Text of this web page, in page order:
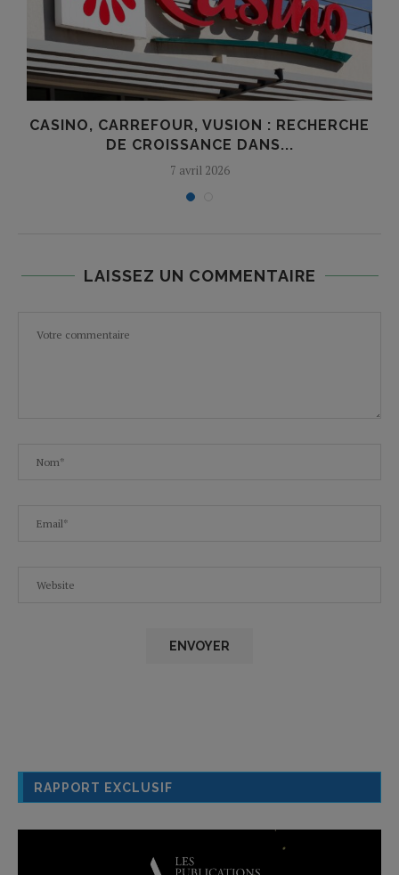
CASINO, CARREFOUR, VUSION : RECHERCHE
DE CROISSANCE DANS...
7 avril 2026
LAISSEZ UN COMMENTAIRE
RAPPORT EXCLUSIF